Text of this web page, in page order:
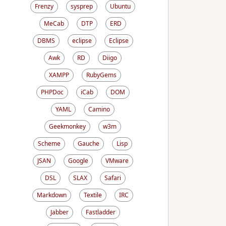
Frenzy sysprep
Ubuntu
MeCab
DTP
ERD
DBMS
eclipse
Eclipse
Awk
RD
Diigo
XAMPP
RubyGems
PHPDoc
iCab
DOM
YAML
Camino
Geekmonkey
w3m
Scheme
Gauche
Lisp
JSAN
Google
VMware
DSL
SLAX
Safari
Markdown
Textile
IRC
Jabber
Fastladder